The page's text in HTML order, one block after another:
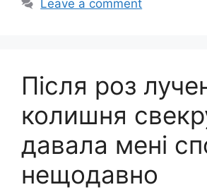
Leave a comment
Після роз
колишня
давала мені
нещодавно